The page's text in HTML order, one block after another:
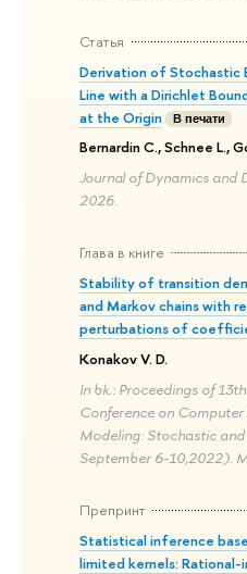
Статья
Derivation of Stochastic
Line with a Dirichlet
at the Origin
В печати
Bernardin C., Schnee L.,
Journal of Dynamics and
2026.
Глава в книге
Stability of transition
and Markov chains with
perturbations of
Konakov V. D.
In bk.: Proceedings of
Conference on
Modeling: Stochastic
September 6-10,2022).
Препринт
Statistical inference
limited kernels: